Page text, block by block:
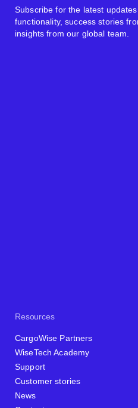
Resources
CargoWise Partners
WiseTech Academy
Support
Customer stories
News
Subscribe for the latest
functionality, success stories
insights from our global team.